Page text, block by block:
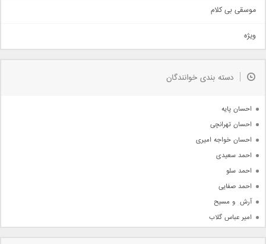
اهنگ بندرعباسی
دمو
مذهبی
جدیدترین ها
موسقی بی کلام
ویژه
دسته بندی خوانندگان
احسان پایه
احسان تهرانچی
احسان خواجه امیری
احمد سعیدی
احمد سلو
احمد صفایی
آرش  و مسیح
امیر عباس گلاب